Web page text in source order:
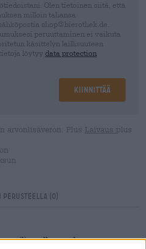
Olen tietoinen siitä, että
milloin tahansa
shop@bierothek.de.
peruuttaminen ei vaikuta
käsittelyn laillisuuteen
löytyy data protection
Kiinnittää
arvonlisäveron. Plus Laivaus plus
perusteella (0)
viljamyllyn mukaan